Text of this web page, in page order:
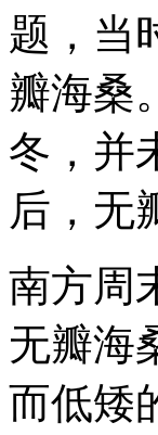
题，当
瓣海桑
冬，并
后，无
南方周
无瓣海
而低矮